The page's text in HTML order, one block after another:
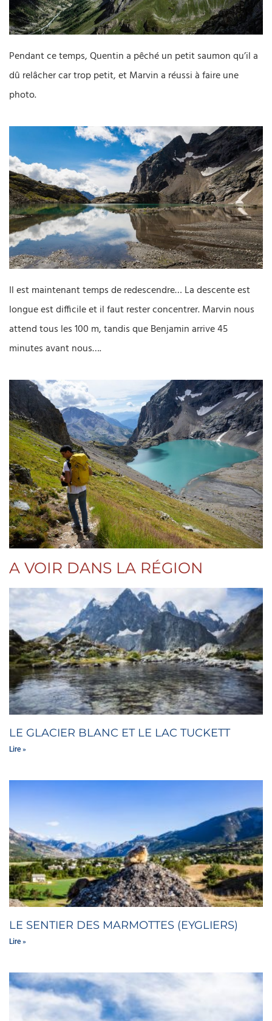
Pendant ce temps, Quentin a pêché un petit saumon qu’il a
dû relâcher car trop petit, et Marvin a réussi à faire une
photo.
Il est maintenant temps de redescendre… La descente est
longue est difficile et il faut rester concentrer. Marvin nous
attend tous les 100 m, tandis que Benjamin arrive 45
minutes avant nous….
A VOIR DANS LA RÉGION
LE GLACIER BLANC ET LE LAC TUCKETT
Lire »
LE SENTIER DES MARMOTTES (EYGLIERS)
Lire »